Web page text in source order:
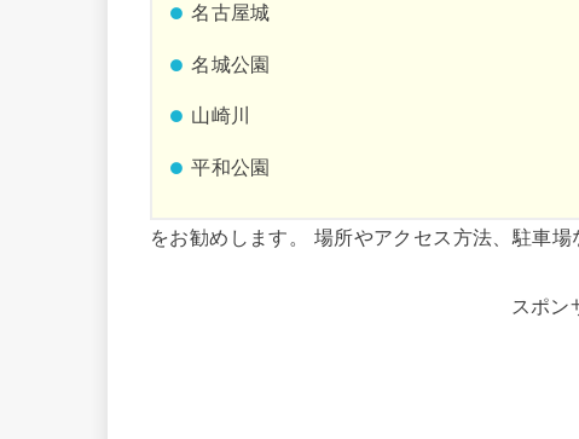
名古屋城
名城公園
山崎川
平和公園
をお勧めします。 場所やアクセス方法、駐車
スポン